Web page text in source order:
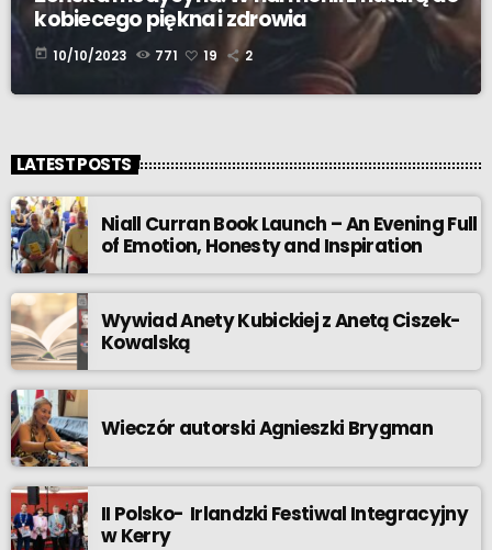
kobiecego piękna i zdrowia
today 10/10/2023 771 19 2
LATEST POSTS
Niall Curran Book Launch – An Evening Full
of Emotion, Honesty and Inspiration
Wywiad Anety Kubickiej z Anetą Ciszek-
Kowalską
Wieczór autorski Agnieszki Brygman
II Polsko- Irlandzki Festiwal Integracyjny
w Kerry